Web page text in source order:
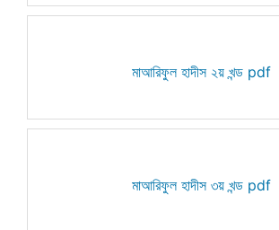
মাআরিফুল হাদীস ২য় খন্ড pdf
মাআরিফুল হাদীস ৩য় খন্ড pdf